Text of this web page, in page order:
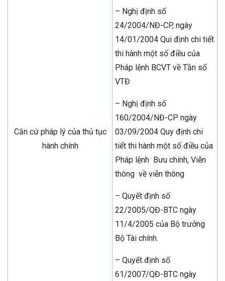
Căn cứ pháp lý của thủ tục
hành chính
– Nghị định số
24/2004/NĐ-CP, ngày
14/01/2004 Qui định chi tiết
thi hành một số điều của
Pháp lệnh BCVT về Tần số
VTĐ
– Nghị định số
160/2004/NĐ-CP ngày
03/09/2004 Quy định chi
tiết thi hành một số điều của
Pháp lệnh Bưu chính, Viễn
thông về viễn thông
– Quyết định số
22/2005/QĐ-BTC ngày
11/4/2005 của Bộ trưởng
Bộ Tài chính.
– Quyết định số
61/2007/QĐ-BTC ngày